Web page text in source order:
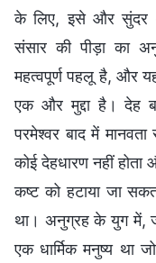
के लिए, इसे और सुंदर
संसार की पीड़ा का
महत्वपूर्ण पहलू है, और
एक और मुद्दा है। देह
परमेश्वर बाद में
कोई देहधारण नहीं
कष्ट को हटाया जा
था। अनुग्रह के युग में,
एक धार्मिक मनुष्य था